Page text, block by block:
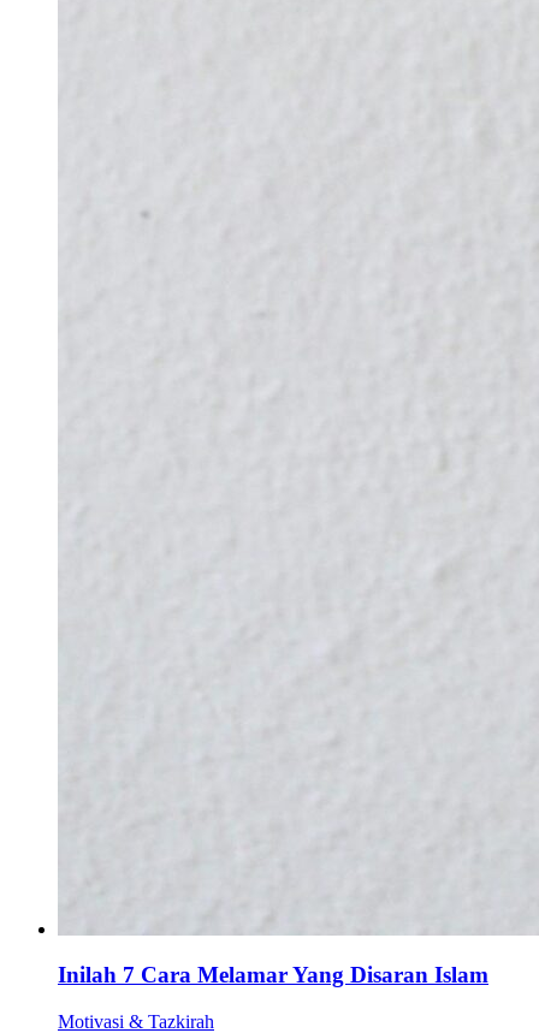
Inilah 7 Cara Melamar Yang Disaran Islam
Motivasi & Tazkirah